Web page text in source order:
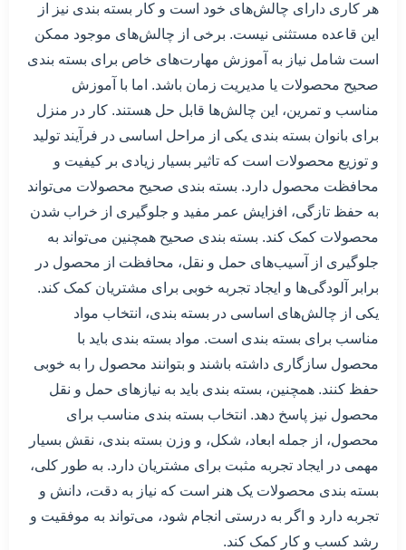
هر کاری دارای چالش‌های خود است و کار بسته بندی نیز از
این قاعده مستثنی نیست. برخی از چالش‌های موجود ممکن
است شامل نیاز به آموزش مهارت‌های خاص برای بسته بندی
صحیح محصولات یا مدیریت زمان باشد. اما با آموزش
مناسب و تمرین، این چالش‌ها قابل حل هستند. کار در منزل
برای بانوان بسته بندی یکی از مراحل اساسی در فرآیند تولید
و توزیع محصولات است که تاثیر بسیار زیادی بر کیفیت و
محافظت محصول دارد. بسته بندی صحیح محصولات می‌تواند
به حفظ تازگی، افزایش عمر مفید و جلوگیری از خراب شدن
محصولات کمک کند. بسته بندی صحیح همچنین می‌تواند به
جلوگیری از آسیب‌های حمل و نقل، محافظت از محصول در
برابر آلودگی‌ها و ایجاد تجربه خوبی برای مشتریان کمک کند.
یکی از چالش‌های اساسی در بسته بندی، انتخاب مواد
مناسب برای بسته بندی است. مواد بسته بندی باید با
محصول سازگاری داشته باشند و بتوانند محصول را به خوبی
حفظ کنند. همچنین، بسته بندی باید به نیازهای حمل و نقل
محصول نیز پاسخ دهد. انتخاب بسته بندی مناسب برای
محصول، از جمله ابعاد، شکل، و وزن بسته بندی، نقش بسیار
مهمی در ایجاد تجربه مثبت برای مشتریان دارد. به طور کلی،
بسته بندی محصولات یک هنر است که نیاز به دقت، دانش و
تجربه دارد و اگر به درستی انجام شود، می‌تواند به موفقیت و
رشد کسب و کار کمک کند.